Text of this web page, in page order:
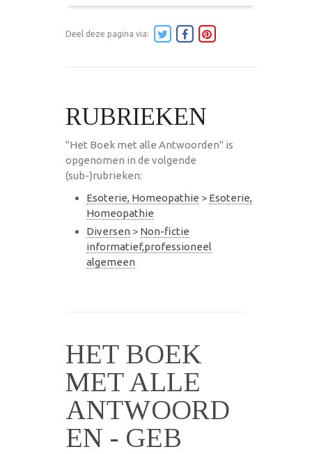
Deel deze pagina via:
RUBRIEKEN
"Het Boek met alle Antwoorden" is
opgenomen in de volgende
(sub-)rubrieken:
Esoterie, Homeopathie > Esoterie,
Homeopathie
Diversen > Non-fictie
informatief,professioneel
algemeen
HET BOEK
MET ALLE
ANTWOORD
EN - GEB